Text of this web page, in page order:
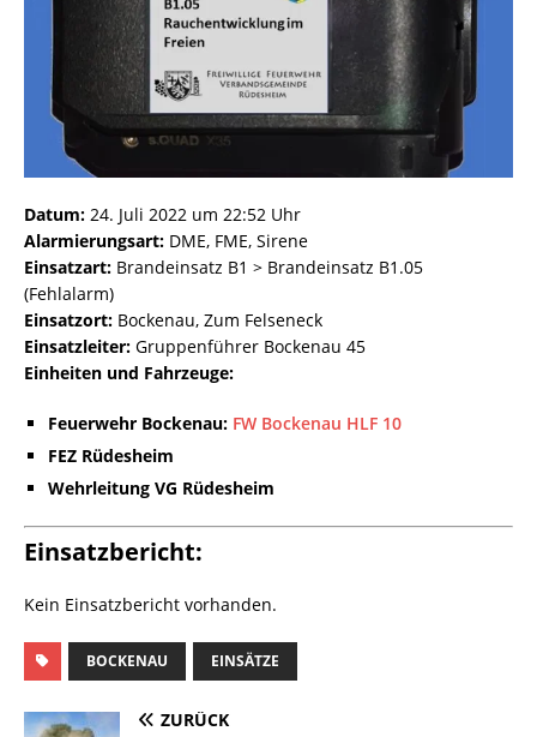
Datum: 24. Juli 2022 um 22:52 Uhr
Alarmierungsart: DME, FME, Sirene
Einsatzart: Brandeinsatz B1 > Brandeinsatz B1.05
(Fehlalarm)
Einsatzort: Bockenau, Zum Felseneck
Einsatzleiter: Gruppenführer Bockenau 45
Einheiten und Fahrzeuge:
Feuerwehr Bockenau: FW Bockenau HLF 10
FEZ Rüdesheim
Wehrleitung VG Rüdesheim
Einsatzbericht:
Kein Einsatzbericht vorhanden.
BOCKENAU EINSÄTZE
ZURÜCK